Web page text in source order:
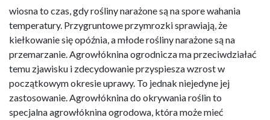
wiosna to czas, gdy rośliny narażone są na spore wahania
temperatury. Przygruntowe przymrozki sprawiają, że
kiełkowanie się opóźnia, a młode rośliny narażone są na
przemarzanie. Agrowłóknina ogrodnicza ma przeciwdziałać
temu zjawisku i zdecydowanie przyspiesza wzrost w
początkowym okresie uprawy. To jednak niejedyne jej
zastosowanie. Agrowłóknina do okrywania roślin to
specjalna agrowłóknina ogrodowa, która może mieć